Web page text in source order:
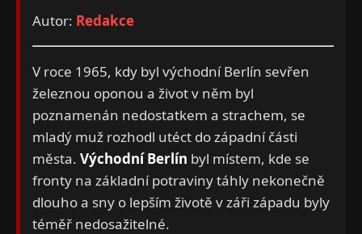
Autor: Redakce
V roce 1965, kdy byl východní Berlín sevřen
železnou oponou a život v něm byl
poznamenán nedostatkem a strachem, se
mladý muž rozhodl utéct do západní části
města. Východní Berlín byl místem, kde se
fronty na základní potraviny táhly nekonečně
dlouho a sny o lepším životě v záři západu byly
téměř nedosažitelné.